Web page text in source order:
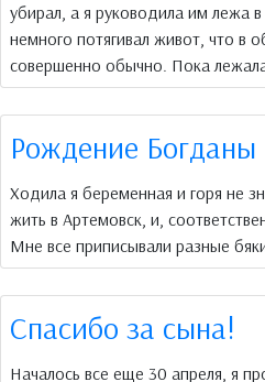
убирал, а я руководила им лежа
немного потягивал живот, что в
совершенно обычно. Пока
Рождение Богданы
Ходила я беременная и горя не
жить в Артемовск, и,
Мне все приписывали разные
Спасибо за сына!
Началось все еще 30 апреля, я